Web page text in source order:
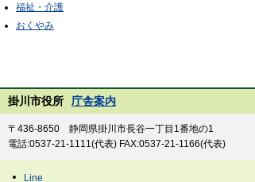
福祉・介護
おくやみ
掛川市役所 庁舎案内
〒436-8650 静岡県掛川市長谷一丁目1番地の1
電話:0537-21-1111(代表) FAX:0537-21-1166(代表)